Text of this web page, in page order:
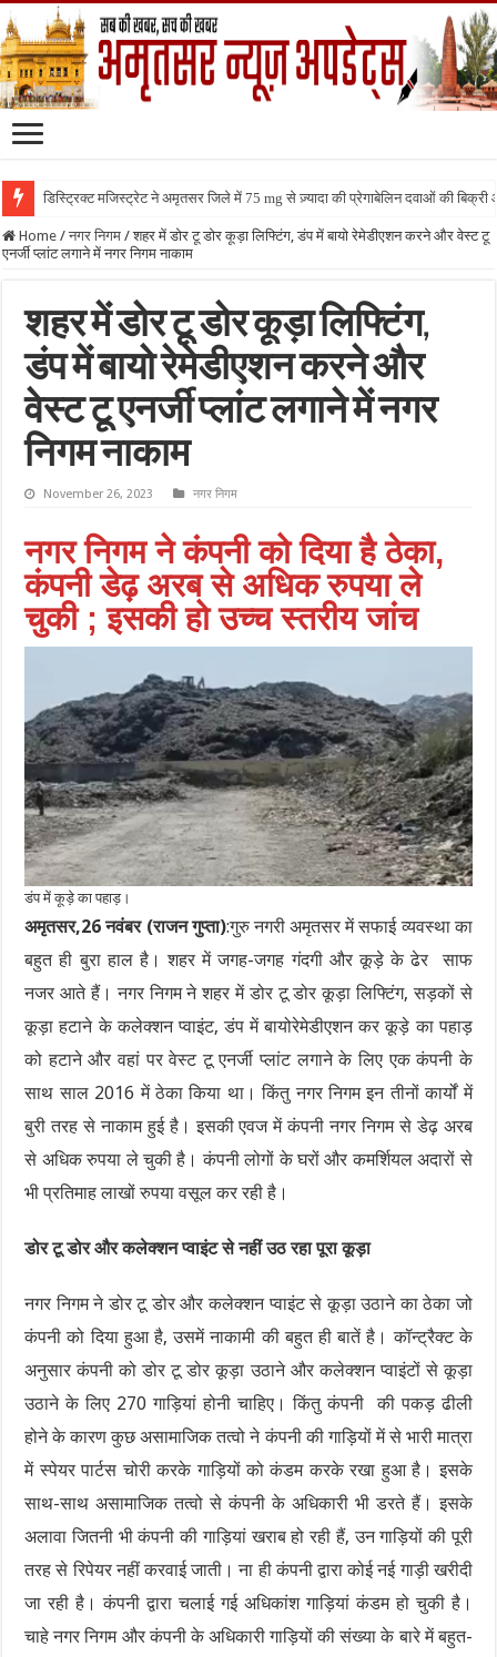
डिस्ट्रिक्ट मजिस्ट्रेट ने अमृतसर जिले में 75 mg से ज़्यादा की प्रेगाबेलिन दवाओं की
Home / नगर निगम / शहर में डोर टू डोर कूड़ा लिफ्टिंग, डंप में बायो रेमेडीएशन करने और वेस्ट टू
एनर्जी प्लांट लगाने में नगर निगम नाकाम
शहर में डोर टू डोर कूड़ा लिफ्टिंग,
डंप में बायो रेमेडीएशन करने और
वेस्ट टू एनर्जी प्लांट लगाने में नगर
निगम नाकाम
November 26, 2023 नगर निगम
नगर निगम ने कंपनी को दिया है ठेका,
कंपनी डेढ़ अरब से अधिक रुपया ले
चुकी ; इसकी हो उच्च स्तरीय जांच
डंप में कूड़े का पहाड़।
अमृतसर,26 नवंबर (राजन गुप्ता):गुरु नगरी अमृतसर में सफाई व्यवस्था का
बहुत ही बुरा हाल है। शहर में जगह-जगह गंदगी और कूड़े के ढेर साफ
नजर आते हैं। नगर निगम ने शहर में डोर टू डोर कूड़ा लिफ्टिंग, सड़कों से
कूड़ा हटाने के कलेक्शन प्वाइंट, डंप में बायोरेमेडीएशन कर कूड़े का पहाड़
को हटाने और वहां पर वेस्ट टू एनर्जी प्लांट लगाने के लिए एक कंपनी के
साथ साल 2016 में ठेका किया था। किंतु नगर निगम इन तीनों कार्यों में
बुरी तरह से नाकाम हुई है। इसकी एवज में कंपनी नगर निगम से डेढ़ अरब
से अधिक रुपया ले चुकी है। कंपनी लोगों के घरों और कमर्शियल अदारों से
भी प्रतिमाह लाखों रुपया वसूल कर रही है।
डोर टू डोर और कलेक्शन प्वाइंट से नहीं उठ रहा पूरा कूड़ा
नगर निगम ने डोर टू डोर और कलेक्शन प्वाइंट से कूड़ा उठाने का ठेका जो
कंपनी को दिया हुआ है, उसमें नाकामी की बहुत ही बातें है। कॉन्ट्रैक्ट के
अनुसार कंपनी को डोर टू डोर कूड़ा उठाने और कलेक्शन प्वाइंटों से कूड़ा
उठाने के लिए 270 गाड़ियां होनी चाहिए। किंतु कंपनी की पकड़ ढीली
होने के कारण कुछ असामाजिक तत्वो ने कंपनी की गाड़ियों में से भारी मात्रा
में स्पेयर पार्टस चोरी करके गाड़ियों को कंडम करके रखा हुआ है। इसके
साथ-साथ असामाजिक तत्वो से कंपनी के अधिकारी भी डरते हैं। इसके
अलावा जितनी भी कंपनी की गाड़ियां खराब हो रही हैं, उन गाड़ियों की पूरी
तरह से रिपेयर नहीं करवाई जाती। ना ही कंपनी द्वारा कोई नई गाड़ी खरीदी
जा रही है। कंपनी द्वारा चलाई गई अधिकांश गाड़ियां कंडम हो चुकी है।
चाहे नगर निगम और कंपनी के अधिकारी गाड़ियों की संख्या के बारे में बहुत-